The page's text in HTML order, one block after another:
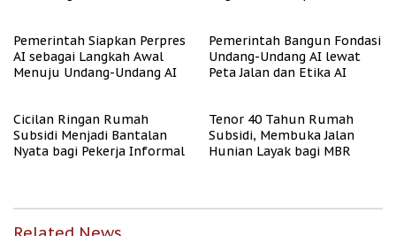
Pemerintah Siapkan Perpres
AI sebagai Langkah Awal
Menuju Undang-Undang AI
Pemerintah Bangun Fondasi
Undang-Undang AI lewat
Peta Jalan dan Etika AI
Cicilan Ringan Rumah
Subsidi Menjadi Bantalan
Nyata bagi Pekerja Informal
Tenor 40 Tahun Rumah
Subsidi, Membuka Jalan
Hunian Layak bagi MBR